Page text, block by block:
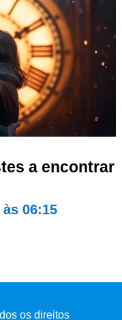
a encontrar
às 06:15
os direitos